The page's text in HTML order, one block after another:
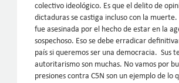
colectivo ideológico. Es que el delito de
dictaduras se castiga incluso con la
fue asesinada por el hecho de estar en la
sospechoso. Eso se debe erradicar
país si queremos ser una democracia. Sus
autoritarismo son muchas. No vamos por
presiones contra C5N son un ejemplo de lo